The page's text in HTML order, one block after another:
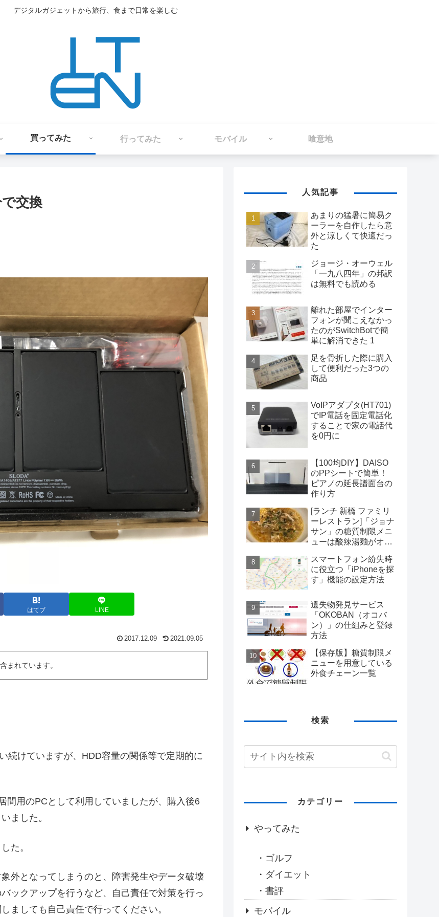
デジタルガジェットから旅行、食まで日常を楽しむ
買ってみた 行ってみた モバイル 喰意地
交換
はてブ LINE
2017.12.09 2021.09.05
まれています。
続けていますが、HDD容量の関係等で定期的に
間用のPCとして利用していましたが、購入後6
ました。
た。
外となってしまうのと、障害発生やデータ破壊
ックアップを行うなど、自己責任で対策を行っ
ましても自己責任で行ってください。
人気記事
あまりの猛暑に簡易ク
ーラーを自作したら意
外と涼しくて快適だっ
た
ジョージ・オーウェル
「一九八四年」の邦訳
は無料でも読める
離れた部屋でインター
フォンが聞こえなかっ
たのがSwitchBotで簡
単に解消できた 1
足を骨折した際に購入
して便利だった3つの
商品
VoIPアダプタ(HT701)
でIP電話を固定電話化
することで家の電話代
を0円に
【100均DIY】DAISO
のPPシートで簡単！
ピアノの延長譜面台の
作り方
[ランチ 新橋 ファミリ
ーレストラン]「ジョナ
サン」の糖質制限メニ
ューは酸辣湯麺がオス
スマートフォン紛失時
に役立つ「iPhoneを探
す」機能の設定方法
遺失物発見サービス
「OKOBAN（オコバ
ン）」の仕組みと登録
方法
【保存版】糖質制限メ
ニューを用意している
外食チェーン一覧
検索
カテゴリー
やってみた
ゴルフ
ダイエット
書評
モバイル